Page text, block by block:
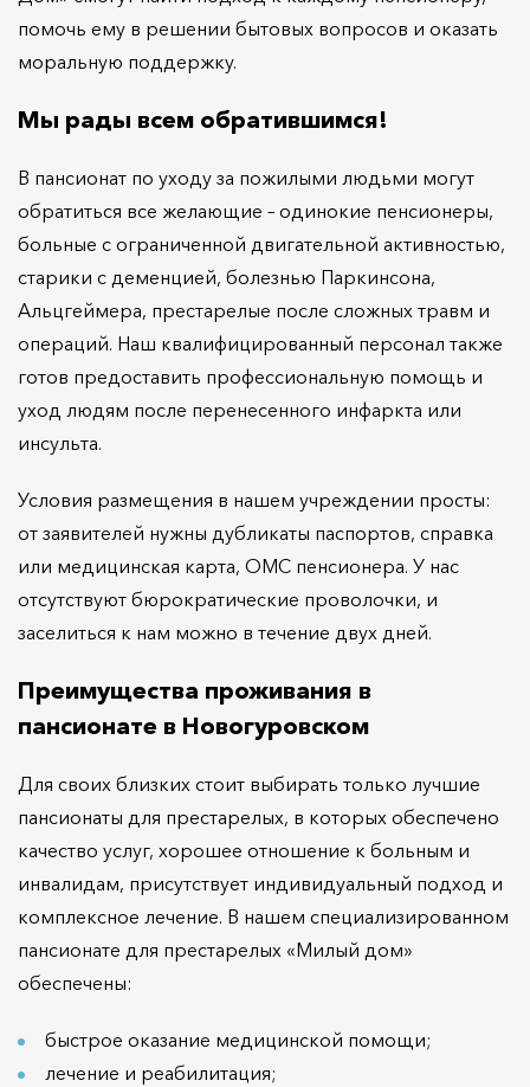
помочь ему в решении бытовых вопросов и оказать
моральную поддержку.
Мы рады всем обратившимся!
В пансионат по уходу за пожилыми людьми могут
обратиться все желающие – одинокие пенсионеры,
больные с ограниченной двигательной активностью,
старики с деменцией, болезнью Паркинсона,
Альцгеймера, престарелые после сложных травм и
операций. Наш квалифицированный персонал также
готов предоставить профессиональную помощь и
уход людям после перенесенного инфаркта или
инсульта.
Условия размещения в нашем учреждении просты:
от заявителей нужны дубликаты паспортов, справка
или медицинская карта, ОМС пенсионера. У нас
отсутствуют бюрократические проволочки, и
заселиться к нам можно в течение двух дней.
Преимущества проживания в
пансионате в Новогуровском
Для своих близких стоит выбирать только лучшие
пансионаты для престарелых, в которых обеспечено
качество услуг, хорошее отношение к больным и
инвалидам, присутствует индивидуальный подход и
комплексное лечение. В нашем специализированном
пансионате для престарелых «Милый дом»
обеспечены:
быстрое оказание медицинской помощи;
лечение и реабилитация;